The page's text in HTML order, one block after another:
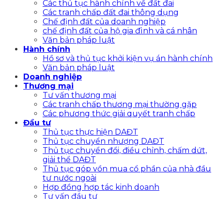
Các thủ tục hành chính về đất đai
Các tranh chấp đất đai thông dụng
Chế định đất của doanh nghiệp
chế định đất của hộ gia đình và cá nhân
Văn bản pháp luật
Hành chính
Hồ sơ và thủ tục khởi kiện vụ án hành chính
Văn bản pháp luật
Doanh nghiệp
Thương mại
Tư vấn thương mại
Các tranh chấp thương mại thường gặp
Các phương thức giải quyết tranh chấp
Đầu tư
Thủ tục thực hiện DAĐT
Thủ tục chuyển nhượng DAĐT
Thủ tục chuyển đổi, điều chỉnh, chấm dứt,
giải thể DAĐT
Thủ tục góp vồn mua cổ phần của nhà đầu
tư nước ngoài
Hợp đồng hợp tác kinh doanh
Tư vấn đầu tư